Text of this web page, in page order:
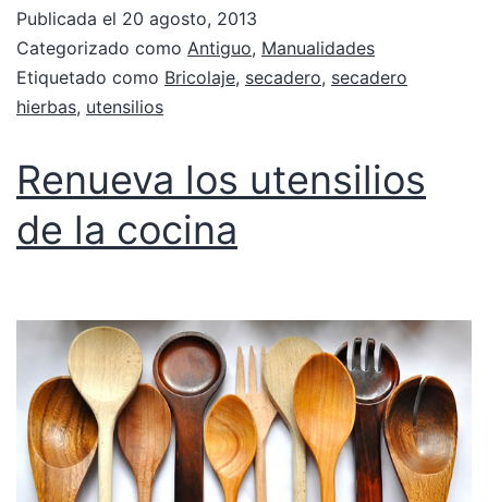
Publicada el 20 agosto, 2013
Categorizado como Antiguo, Manualidades
Etiquetado como Bricolaje, secadero, secadero
hierbas, utensilios
Renueva los utensilios
de la cocina